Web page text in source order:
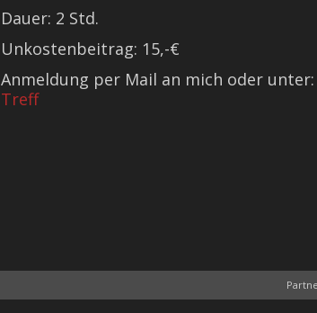
Dauer: 2 Std.
Unkostenbeitrag: 15,-€
Anmeldung per Mail an mich oder
Treff